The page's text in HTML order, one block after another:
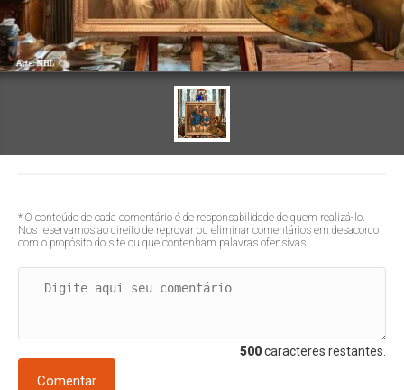
* O conteúdo de cada comentário é de responsabilidade de quem realizá-lo.
Nos reservamos ao direito de reprovar ou eliminar comentários em desacordo
com o propósito do site ou que contenham palavras ofensivas.
500caracteres restantes.
Comentar